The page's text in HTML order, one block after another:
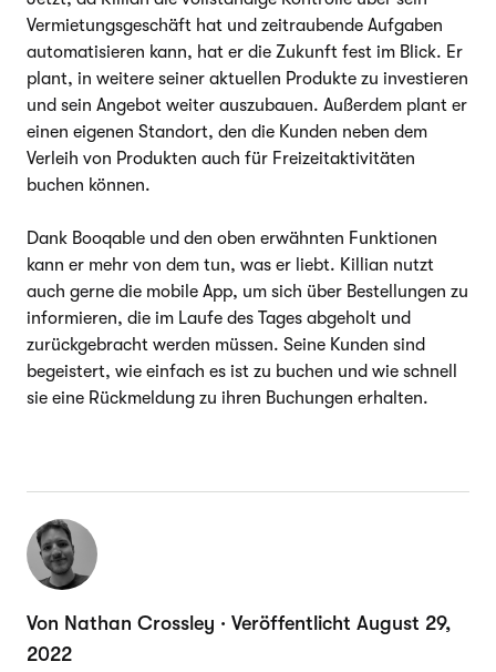
Vermietungsgeschäft hat und zeitraubende Aufgaben
automatisieren kann, hat er die Zukunft fest im Blick. Er
plant, in weitere seiner aktuellen Produkte zu investieren
und sein Angebot weiter auszubauen. Außerdem plant er
einen eigenen Standort, den die Kunden neben dem
Verleih von Produkten auch für Freizeitaktivitäten
buchen können.
Dank Booqable und den oben erwähnten Funktionen
kann er mehr von dem tun, was er liebt. Killian nutzt
auch gerne die mobile App, um sich über Bestellungen zu
informieren, die im Laufe des Tages abgeholt und
zurückgebracht werden müssen. Seine Kunden sind
begeistert, wie einfach es ist zu buchen und wie schnell
sie eine Rückmeldung zu ihren Buchungen erhalten.
Von Nathan Crossley · Veröffentlicht August 29,
2022